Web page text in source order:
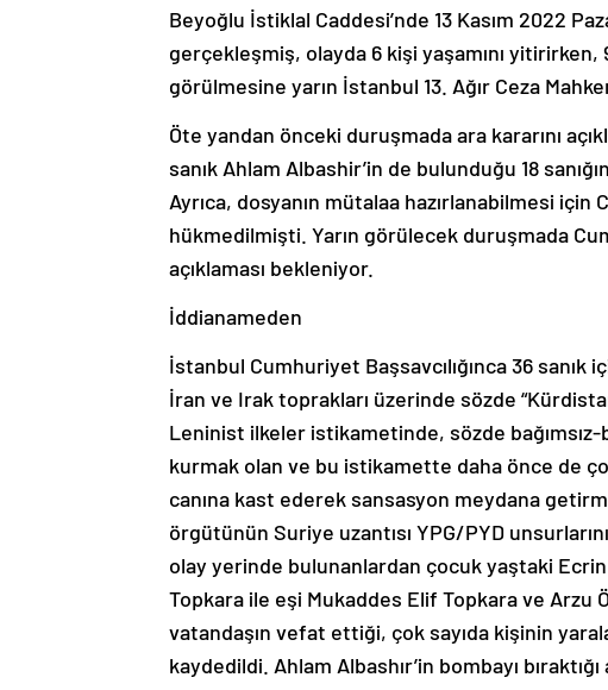
Beyoğlu İstiklal Caddesi’nde 13 Kasım 2022
gerçekleşmiş, olayda 6 kişi yaşamını yitirirken,
görülmesine yarın İstanbul 13. Ağır Ceza
Öte yandan önceki duruşmada ara kararını
sanık Ahlam Albashir’in de bulunduğu 18
Ayrıca, dosyanın mütalaa hazırlanabilmesi için
hükmedilmişti. Yarın görülecek duruşmada
açıklaması bekleniyor.
İddianameden
İstanbul Cumhuriyet Başsavcılığınca 36 sanık
İran ve Irak toprakları üzerinde sözde
Leninist ilkeler istikametinde, sözde
kurmak olan ve bu istikamette daha önce de
canına kast ederek sansasyon meydana
örgütünün Suriye uzantısı YPG/PYD
olay yerinde bulunanlardan çocuk yaştaki
Topkara ile eşi Mukaddes Elif Topkara ve Arzu
vatandaşın vefat ettiği, çok sayıda kişinin
kaydedildi. Ahlam Albashır’in bombayı